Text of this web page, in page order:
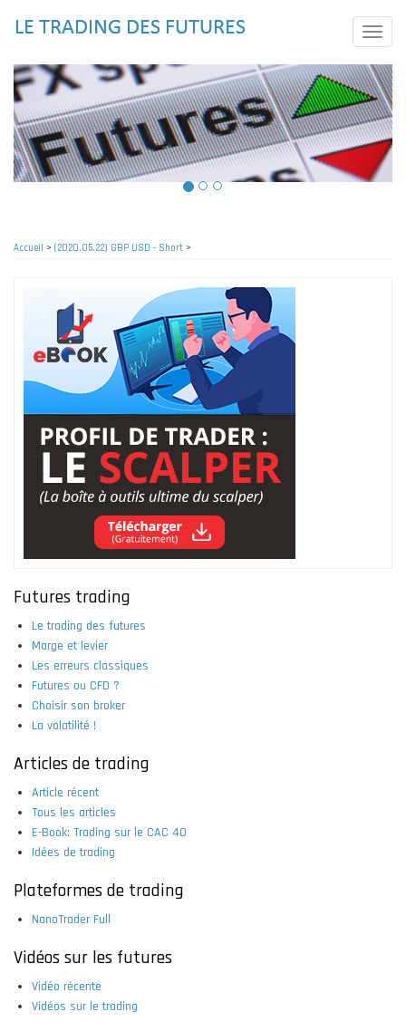
principal
Toggle
Accueil > (2020.05.22) GBP USD - Short >
Futures trading
Le trading des futures
Marge et levier
Les erreurs classiques
Futures ou CFD ?
Choisir son broker
La volatilité !
Articles de trading
Article récent
Tous les articles
E-Book: Trading sur le CAC 40
Idées de trading
Plateformes de trading
NanoTrader Full
Vidéos sur les futures
Vidéo récente
Vidéos sur le trading